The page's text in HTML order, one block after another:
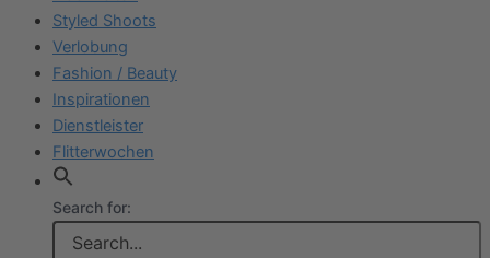
Styled Shoots
Verlobung
Fashion / Beauty
Inspirationen
Dienstleister
Flitterwochen
Search for: